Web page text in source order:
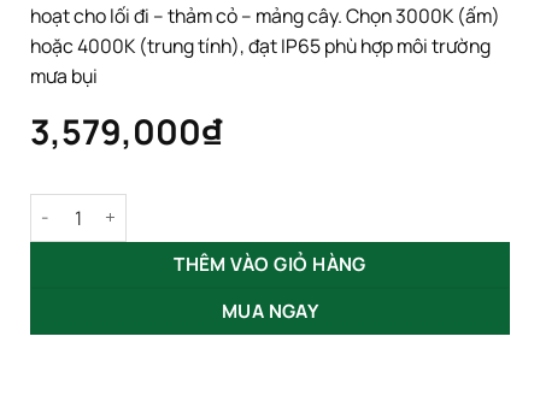
hoạt cho lối đi – thảm cỏ – mảng cây. Chọn 3000K (ấm)
hoặc 4000K (trung tính), đạt IP65 phù hợp môi trường
mưa bụi
3,579,000₫
Đèn Trụ Sân Vườn 2 Mắt Led 2x10W GS-T2D số lượng
THÊM VÀO GIỎ HÀNG
MUA NGAY